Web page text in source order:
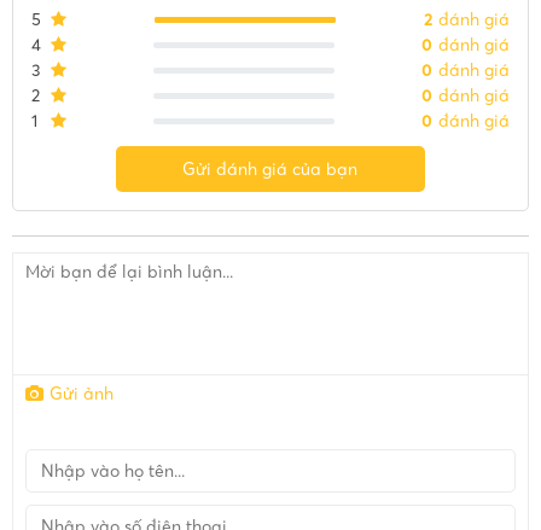
5 2 đánh giá
4
0 đánh giá
3
0 đánh giá
2
0 đánh giá
1
0 đánh giá
Gửi đánh giá của bạn
Gửi ảnh